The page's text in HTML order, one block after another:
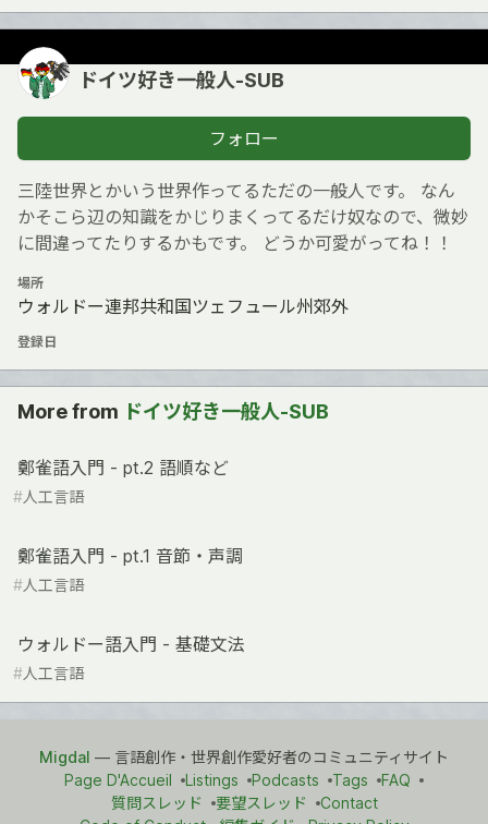
ドイツ好き一般人-SUB
フォロー
三陸世界とかいう世界作ってるただの一般人です。 なん
かそこら辺の知識をかじりまくってるだけ奴なので、微妙
に間違ってたりするかもです。 どうか可愛がってね！！
場所
ウォルドー連邦共和国ツェフュール州郊外
登録日
More from ドイツ好き一般人-SUB
鄭雀語入門 - pt.2 語順など
#人工言語
鄭雀語入門 - pt.1 音節・声調
#人工言語
ウォルドー語入門 - 基礎文法
#人工言語
Migdal — 言語創作・世界創作愛好者のコミュニティサイト
Page D'Accueil
Listings Podcasts Tags
FAQ
質問スレッド
要望スレッド
Contact